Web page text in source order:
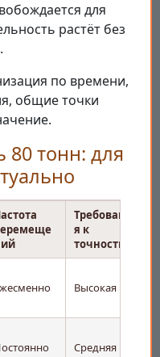
для
растёт без
по времени,
общие точки
80 тонн: для
Требовани
я к
точности
Высокая
Средняя